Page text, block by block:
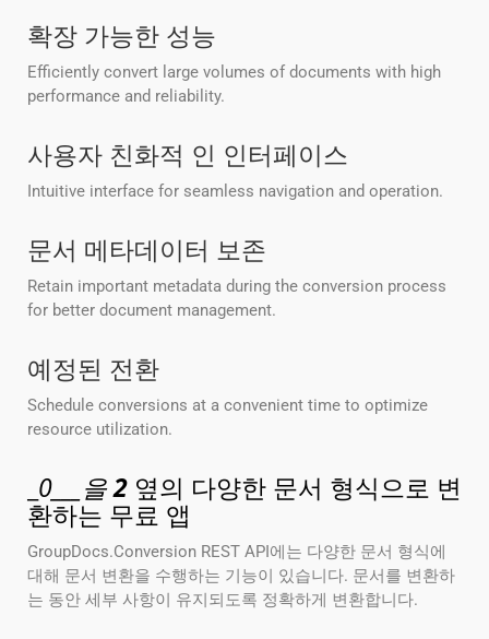
확장 가능한 성능
Efficiently convert large volumes of documents with high
performance and reliability.
사용자 친화적 인 인터페이스
Intuitive interface for seamless navigation and operation.
문서 메타데이터 보존
Retain important metadata during the conversion process
for better document management.
예정된 전환
Schedule conversions at a convenient time to optimize
resource utilization.
0___을2 옆의 다양한 문서 형식으로 변
환하는 무료 앱
GroupDocs.Conversion REST API에는 다양한 문서 형식에
대해 문서 변환을 수행하는 기능이 있습니다. 문서를 변환하
는 동안 세부 사항이 유지되도록 정확하게 변환합니다.